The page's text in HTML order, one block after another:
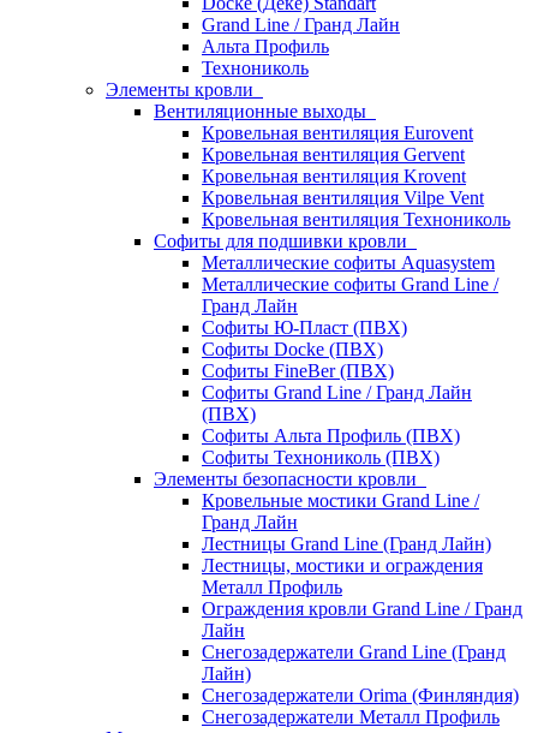
Grand Line / Гранд Лайн
Альта Профиль
Технониколь
Элементы кровли
Вентиляционные выходы
Кровельная вентиляция Eurovent
Кровельная вентиляция Gervent
Кровельная вентиляция Krovent
Кровельная вентиляция Vilpe Vent
Кровельная вентиляция Технониколь
Cофиты для подшивки кровли
Металлические софиты Aquasystem
Металлические софиты Grand Line /
Гранд Лайн
Софиты Ю-Пласт (ПВХ)
Софиты Docke (ПВХ)
Софиты FineBer (ПВХ)
Софиты Grand Line / Гранд Лайн
(ПВХ)
Софиты Альта Профиль (ПВХ)
Софиты Технониколь (ПВХ)
Элементы безопасности кровли
Кровельные мостики Grand Line /
Гранд Лайн
Лестницы Grand Line (Гранд Лайн)
Лестницы, мостики и ограждения
Металл Профиль
Ограждения кровли Grand Line / Гранд
Лайн
Снегозадержатели Grand Line (Гранд
Лайн)
Снегозадержатели Orima (Финляндия)
Снегозадержатели Металл Профиль